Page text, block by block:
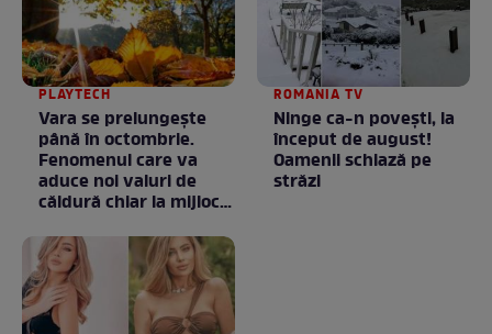
PLAYTECH
Vara se prelungeşte
până în octombrie.
Fenomenul care va
aduce noi valuri de
căldură chiar la mijlocul
ROMANIA TV
Ninge ca-n povești, la
început de august!
Oamenii schiază pe
străzi